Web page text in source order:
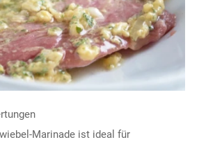
Marinade ist ideal für